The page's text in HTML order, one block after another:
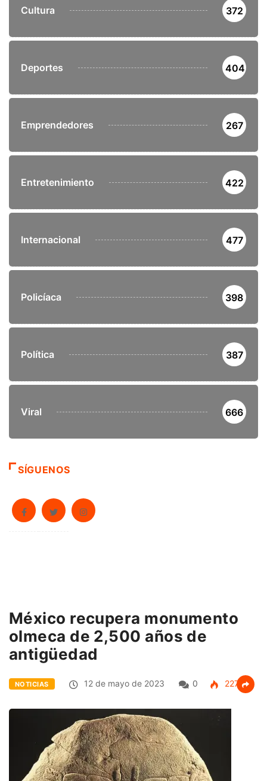
Cultura 372
Deportes 404
Emprendedores 267
Entretenimiento 422
Internacional 477
Policíaca 398
Política 387
Viral 666
SÍGUENOS
México recupera monumento
olmeca de 2,500 años de
antigüedad
NOTICIAS 12 de mayo de 2023 0 227